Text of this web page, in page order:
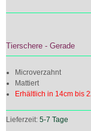
Tierschere - Gerade
Microverzahnt
Mattiert
Erhältlich in 14cm bis
Lieferzeit: 5-7 Tage